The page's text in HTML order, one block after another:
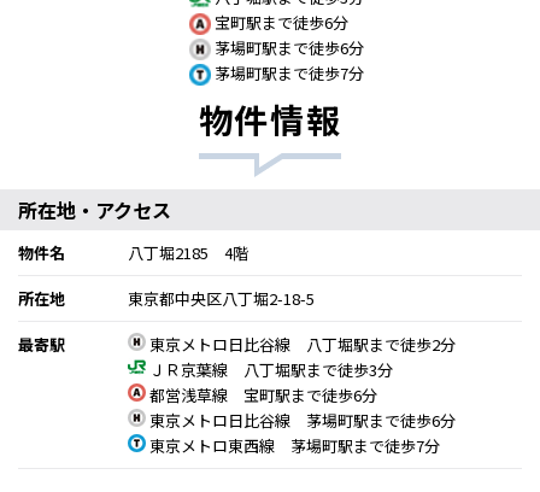
宝町駅まで徒歩6分
茅場町駅まで徒歩6分
茅場町駅まで徒歩7分
物件情報
所在地・アクセス
物件名
八丁堀2185 4階
所在地
東京都中央区八丁堀2-18-5
最寄駅
東京メトロ日比谷線 八丁堀駅まで徒歩2分
ＪＲ京葉線 八丁堀駅まで徒歩3分
都営浅草線 宝町駅まで徒歩6分
東京メトロ日比谷線 茅場町駅まで徒歩6分
東京メトロ東西線 茅場町駅まで徒歩7分